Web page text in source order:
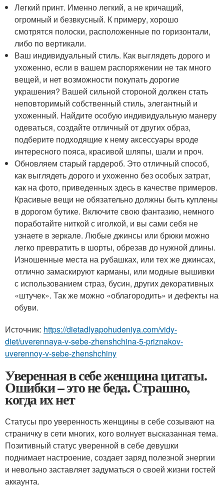
Легкий принт. Именно легкий, а не кричащий,
огромный и безвкусный. К примеру, хорошо
смотрятся полоски, расположенные по горизонтали,
либо по вертикали.
Ваш индивидуальный стиль. Как выглядеть дорого и
ухоженно, если в вашем распоряжении не так много
вещей, и нет возможности покупать дорогие
украшения? Вашей сильной стороной должен стать
неповторимый собственный стиль, элегантный и
ухоженный. Найдите особую индивидуальную манеру
одеваться, создайте отличный от других образ,
подберите подходящие к нему аксессуары вроде
интересного пояса, красивой шляпы, шали и проч.
Обновляем старый гардероб. Это отличный способ,
как выглядеть дорого и ухоженно без особых затрат,
как на фото, приведенных здесь в качестве примеров.
Красивые вещи не обязательно должны быть куплены
в дорогом бутике. Включите свою фантазию, немного
поработайте ниткой с иголкой, и вы сами себя не
узнаете в зеркале. Любые джинсы или брюки можно
легко превратить в шорты, обрезав до нужной длины.
Изношенные места на рубашках, или тех же джинсах,
отлично замаскируют карманы, или модные вышивки
с использованием страз, бусин, других декоративных
«штучек». Так же можно «облагородить» и дефекты на
обуви.
Источник: https://dietadlyapohudeniya.com/vidy-
diet/uverennaya-v-sebe-zhenshchina-5-priznakov-
uverennoy-v-sebe-zhenshchiny
Уверенная в себе женщина цитаты.
Ошибки – это не беда. Страшно,
когда их нет
Статусы про уверенность женщины в себе созывают на
страничку в сети многих, кого волнует высказанная тема.
Позитивный статус уверенной в себе девушки
поднимает настроение, создает заряд полезной энергии
и невольно заставляет задуматься о своей жизни гостей
аккаунта.